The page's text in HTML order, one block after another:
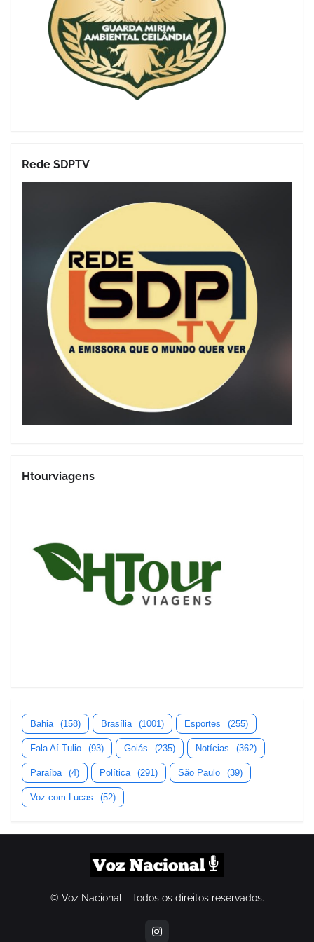
Rede SDPTV
Htourviagens
Bahia (158) Brasília (1001) Esportes (255)
Fala Aí Tulio (93) Goiás (235) Notícias (362)
Paraíba (4) Política (291) São Paulo (39)
Voz com Lucas (52)
© Voz Nacional - Todos os direitos reservados.